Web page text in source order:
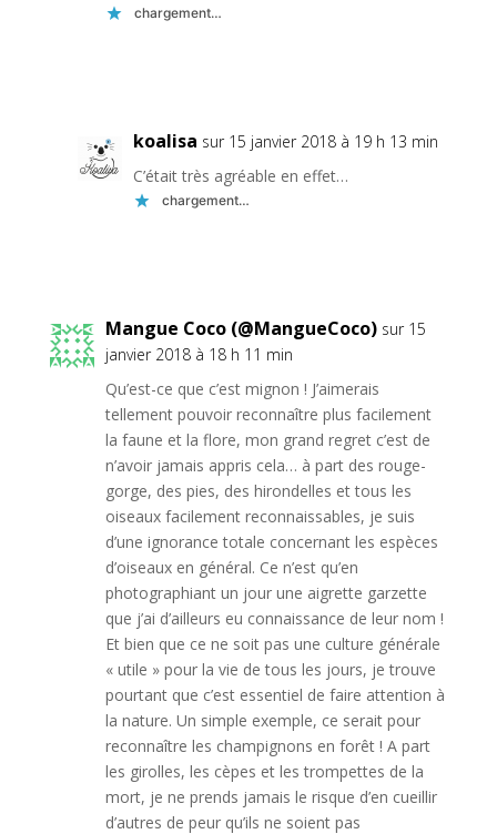
chargement…
koalisa sur 15 janvier 2018 à 19 h 13 min
C’était très agréable en effet…
chargement…
Mangue Coco (@MangueCoco) sur 15
janvier 2018 à 18 h 11 min
Qu’est-ce que c’est mignon ! J’aimerais
tellement pouvoir reconnaître plus facilement
la faune et la flore, mon grand regret c’est de
n’avoir jamais appris cela… à part des rouge-
gorge, des pies, des hirondelles et tous les
oiseaux facilement reconnaissables, je suis
d’une ignorance totale concernant les espèces
d’oiseaux en général. Ce n’est qu’en
photographiant un jour une aigrette garzette
que j’ai d’ailleurs eu connaissance de leur nom !
Et bien que ce ne soit pas une culture générale
« utile » pour la vie de tous les jours, je trouve
pourtant que c’est essentiel de faire attention à
la nature. Un simple exemple, ce serait pour
reconnaître les champignons en forêt ! A part
les girolles, les cèpes et les trompettes de la
mort, je ne prends jamais le risque d’en cueillir
d’autres de peur qu’ils ne soient pas